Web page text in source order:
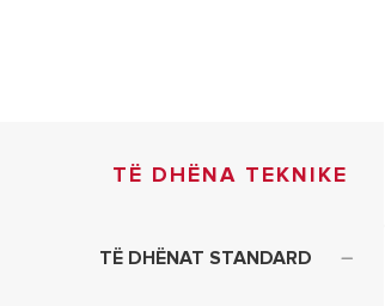
TË DHËNA TEKNIKE
TË DHËNAT STANDARD